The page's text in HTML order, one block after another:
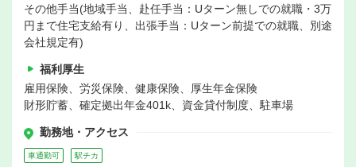
その他手当(地域手当、赴任手当：Uターン無しでの就職・3万
円まで住宅支給有り、出張手当：Uターン前提での就職、別途
会社規定有)
福利厚生
雇用保険、労災保険、健康保険、厚生年金保険
財形貯蓄、確定拠出年金401k、資金貸付制度、駐車場
勤務地・アクセス
車通勤可 駅チカ